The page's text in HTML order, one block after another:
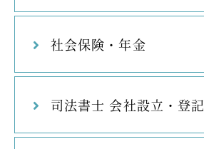
社会保険・年金
司法書士 会社設立・登記